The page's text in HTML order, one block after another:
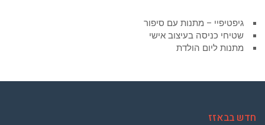
גיפטיפיי – מתנות עם סיפור
שטיחי כניסה בעיצוב אישי
מתנות ליום הולדת
חדש בבאזז